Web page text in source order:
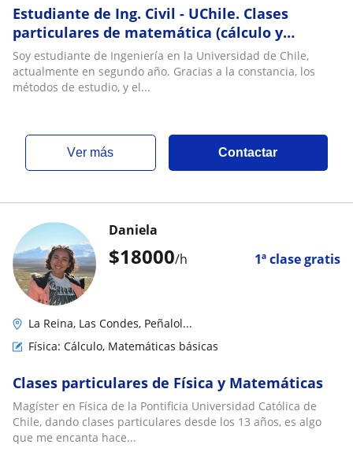
Estudiante de Ing. Civil - UChile. Clases
particulares de matemática (cálculo y
álgebra) y física. Colegio y universidad
Soy estudiante de Ingeniería en la Universidad de Chile,
actualmente en segundo año. Gracias a la constancia, los
métodos de estudio, y el...
ver más Contactar
$18000/h 1ª clase gratis
Daniela
La Reina, Las Condes, Peñalol...
Física: Cálculo, Matemáticas básicas
Clases particulares de Física y Matemáticas
Magíster en Física de la Pontificia Universidad Católica de
Chile, dando clases particulares desde los 13 años, es algo
que me encanta hace...